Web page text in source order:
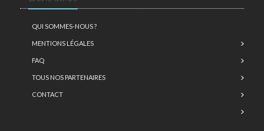
QUI SOMMES-NOUS ?
MENTIONS LÉGALES
FAQ
TOUS NOS PARTENAIRES
CONTACT